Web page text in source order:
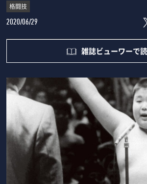
格闘技
2020/06/29
雑誌ビューワーで